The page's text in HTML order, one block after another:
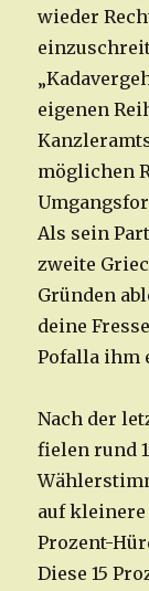
wieder
eigenen
möglichen
Als sein
zweite
Gründen
deine
Pofalla ihm
Nach der
fielen rund
auf kleinere
Prozent-
Diese 15